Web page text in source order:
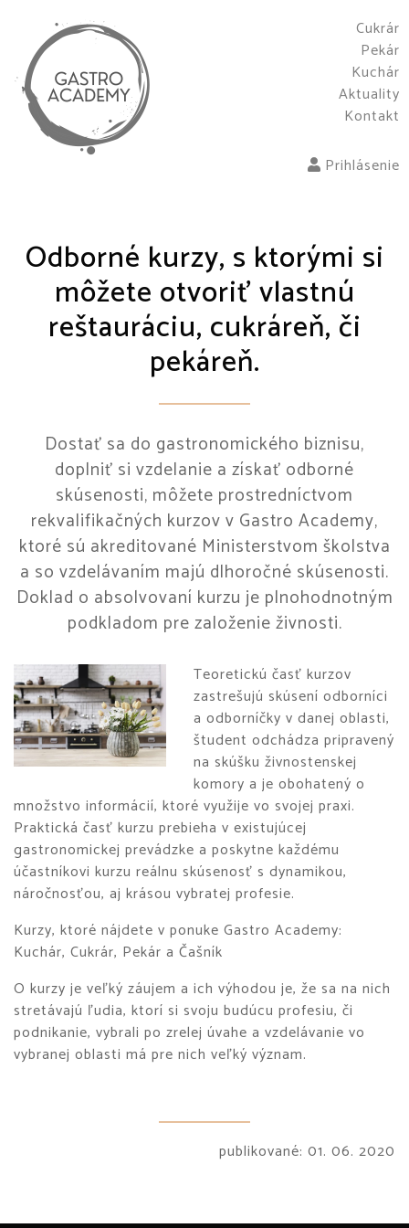
Cukrár
Pekár
Kuchár
Aktuality
Kontakt
Prihlásenie
Odborné kurzy, s ktorými si
môžete otvoriť vlastnú
reštauráciu, cukráreň, či
pekáreň.
Dostať sa do gastronomického biznisu,
doplniť si vzdelanie a získať odborné
skúsenosti, môžete prostredníctvom
rekvalifikačných kurzov v Gastro Academy,
ktoré sú akreditované Ministerstvom školstva
a so vzdelávaním majú dlhoročné skúsenosti.
Doklad o absolvovaní kurzu je plnohodnotným
podkladom pre založenie živnosti.
Teoretickú časť kurzov
zastrešujú skúsení odborníci
a odborníčky v danej oblasti,
študent odchádza pripravený
na skúšku živnostenskej
komory a je obohatený o
množstvo informácií, ktoré využije vo svojej praxi.
Praktická časť kurzu prebieha v existujúcej
gastronomickej prevádzke a poskytne každému
účastníkovi kurzu reálnu skúsenosť s dynamikou,
náročnosťou, aj krásou vybratej profesie.
Kurzy, ktoré nájdete v ponuke Gastro Academy:
Kuchár, Cukrár, Pekár a Čašník
O kurzy je veľký záujem a ich výhodou je, že sa na nich
stretávajú ľudia, ktorí si svoju budúcu profesiu, či
podnikanie, vybrali po zrelej úvahe a vzdelávanie vo
vybranej oblasti má pre nich veľký význam.
publikované: 01. 06. 2020